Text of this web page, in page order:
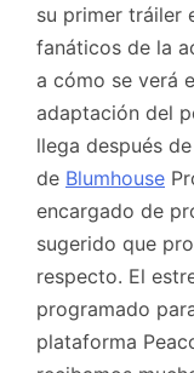
su primer tráiler
fanáticos de la
a cómo se verá
adaptación del
llega después
de Blumhouse
encargado de
sugerido que
respecto. El
programado
plataforma